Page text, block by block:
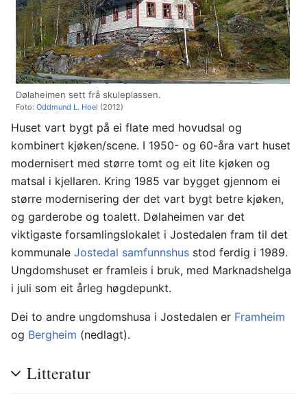
Dølaheimen sett frå skuleplassen.
Foto: Oddmund L. Hoel (2012)
Huset vart bygt på ei flate med hovudsal og
kombinert kjøken/scene. I 1950- og 60-åra vart huset
modernisert med større tomt og eit lite kjøken og
matsal i kjellaren. Kring 1985 var bygget gjennom ei
større modernisering der det vart bygt betre kjøken,
og garderobe og toalett. Dølaheimen var det
viktigaste forsamlingslokalet i Jostedalen fram til det
kommunale Jostedal samfunnshus stod ferdig i 1989.
Ungdomshuset er framleis i bruk, med Marknadshelga
i juli som eit årleg høgdepunkt.
Dei to andre ungdomshusa i Jostedalen er Framheim
og Bergheim (nedlagt).
Litteratur